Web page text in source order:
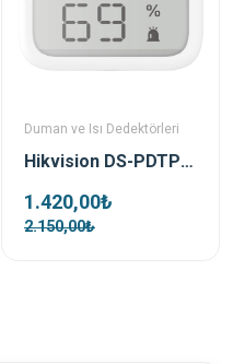
Duman ve Isı Dedektörleri
Hikvision DS-PDTPH-E-WE Kablosuz Isı Dedektörü
1.420,00₺
2.150,00₺